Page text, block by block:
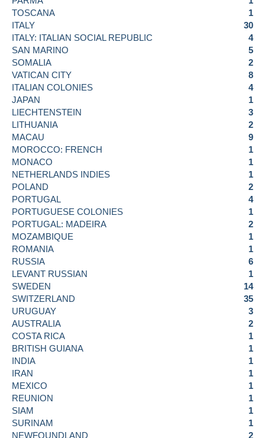
TOSCANA
1
ITALY
30
ITALY: ITALIAN SOCIAL REPUBLIC
4
SAN MARINO
5
SOMALIA
2
VATICAN CITY
8
ITALIAN COLONIES
4
JAPAN
1
LIECHTENSTEIN
3
LITHUANIA
2
MACAU
9
MOROCCO: FRENCH
1
MONACO
1
NETHERLANDS INDIES
1
POLAND
2
PORTUGAL
4
PORTUGUESE COLONIES
1
PORTUGAL: MADEIRA
2
MOZAMBIQUE
1
ROMANIA
1
RUSSIA
6
LEVANT RUSSIAN
1
SWEDEN
14
SWITZERLAND
35
URUGUAY
3
AUSTRALIA
2
COSTA RICA
1
BRITISH GUIANA
1
INDIA
1
IRAN
1
MEXICO
1
REUNION
1
SIAM
1
SURINAM
1
NEWFOUNDLAND
2